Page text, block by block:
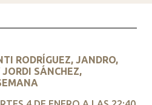
RODRÍGUEZ, JANDRO,
SÁNCHEZ,